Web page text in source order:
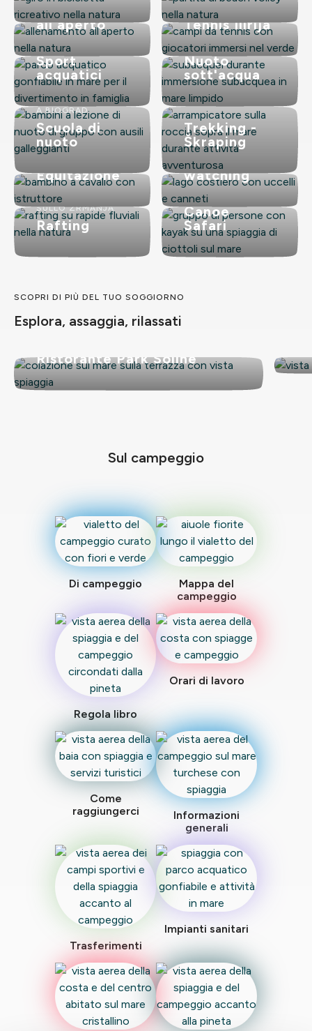
Ginnastica
all`aperto
Centro
Tennis Ilirija
A BIOGRAD
Sport
acquatici
A BIOGRAD
Nuoto
sott'acqua
A BIOGRAD
Scuola di
nuoto
Trekking -
Škraping
Equitazione
Bird
watching
SULLO ZRMANJA
Rafting
Canoe
Safari
SCOPRI DI PIÙ DEL TUO SOGGIORNO
Esplora, assaggia, rilassati
Ristorante Park Soline
Sul campeggio
Di campeggio
Mappa del
campeggio
Regola libro
Orari di lavoro
Come
raggiungerci
Informazioni
generali
Trasferimenti
Impianti sanitari